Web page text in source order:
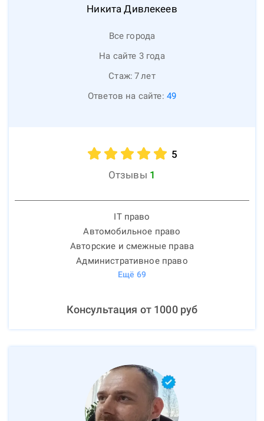
Никита Дивлекеев
Все города
На сайте 3 года
Стаж: 7лет
Ответов на сайте: 49
5
Отзывы 1
IT право
Автомобильное право
Авторские и смежные права
Административное право
Ещё 69
Консультация от 1000руб